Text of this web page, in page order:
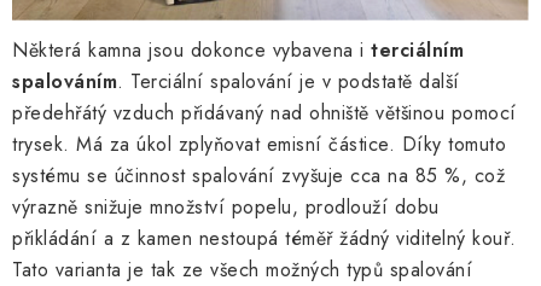
Některá kamna jsou dokonce vybavena i terciálním
spalováním. Terciální spalování je v podstatě další
předehřátý vzduch přidávaný nad ohniště většinou pomocí
trysek. Má za úkol zplyňovat emisní částice. Díky tomuto
systému se účinnost spalování zvyšuje cca na 85 %, což
výrazně snižuje množství popelu, prodlouží dobu
přikládání a z kamen nestoupá téměř žádný viditelný kouř.
Tato varianta je tak ze všech možných typů spalování